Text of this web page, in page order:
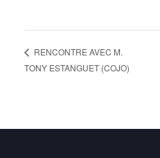
RENCONTRE AVEC M.
TONY ESTANGUET (COJO)